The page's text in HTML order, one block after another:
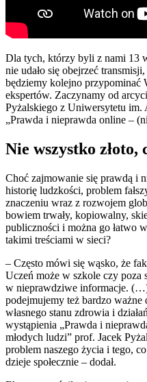
Dla tych, którzy byli z nami 13
nie udało się obejrzeć
będziemy kolejno przypominać
ekspertów. Zaczynamy od
Pyżalskiego z Uniwersytetu
„Prawda i nieprawda online –
Nie wszystko
Choć zajmowanie się prawdą i
historię ludzkości, problem
znaczeniu wraz z rozwojem
bowiem trwały, kopiowalny,
publiczności i można go łatwo
takimi treściami w sieci?
– Często mówi się wąsko, że
Uczeń może w szkole czy poza
w nieprawdziwe informacje.
podejmujemy też bardzo
własnego stanu zdrowia i
wystąpienia „Prawda i
młodych ludzi” prof. Jacek
problem naszego życia i tego,
dzieje społecznie – dodał.